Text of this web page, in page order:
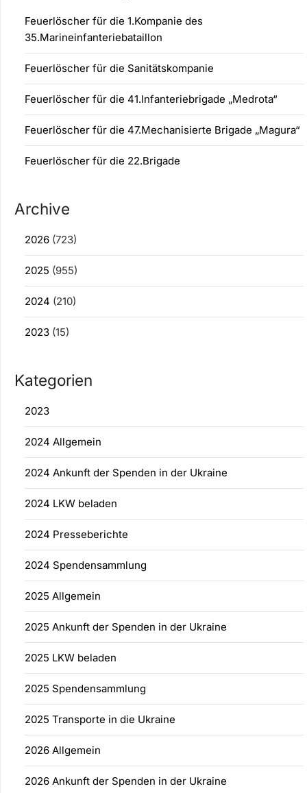
Feuerlöscher für die 1.Kompanie des
35.Marineinfanteriebataillon
Feuerlöscher für die Sanitätskompanie
Feuerlöscher für die 41.Infanteriebrigade „Medrota“
Feuerlöscher für die 47.Mechanisierte Brigade „Magura“
Feuerlöscher für die 22.Brigade
Archive
2026 (723)
2025 (955)
2024 (210)
2023 (15)
Kategorien
2023
2024 Allgemein
2024 Ankunft der Spenden in der Ukraine
2024 LKW beladen
2024 Presseberichte
2024 Spendensammlung
2025 Allgemein
2025 Ankunft der Spenden in der Ukraine
2025 LKW beladen
2025 Spendensammlung
2025 Transporte in die Ukraine
2026 Allgemein
2026 Ankunft der Spenden in der Ukraine